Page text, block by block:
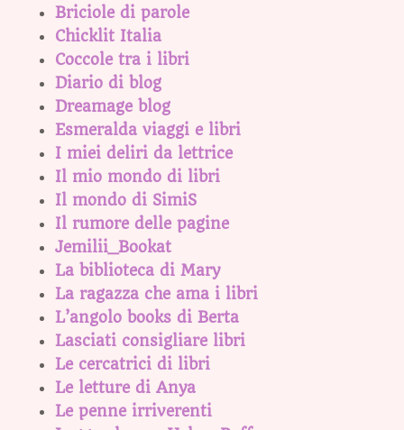
Briciole di parole
Chicklit Italia
Coccole tra i libri
Diario di blog
Dreamage blog
Esmeralda viaggi e libri
I miei deliri da lettrice
Il mio mondo di libri
Il mondo di SimiS
Il rumore delle pagine
Jemilii_Bookat
La biblioteca di Mary
La ragazza che ama i libri
L’angolo books di Berta
Lasciati consigliare libri
Le cercatrici di libri
Le letture di Anya
Le penne irriverenti